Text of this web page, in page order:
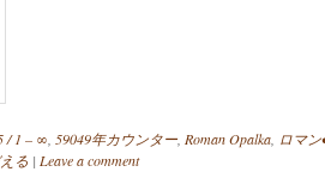
/ 1 – ∞, 59049年カウンター, Roman Opalka, ロマ
る | Leave a comment